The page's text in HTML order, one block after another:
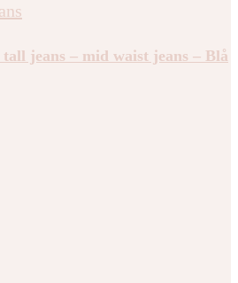
jeans – mid waist jeans – Blå